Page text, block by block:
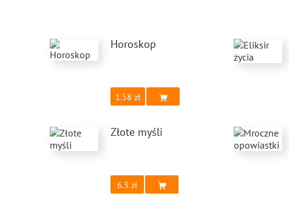
Horoskop
1.58
Złote myśli
6.3